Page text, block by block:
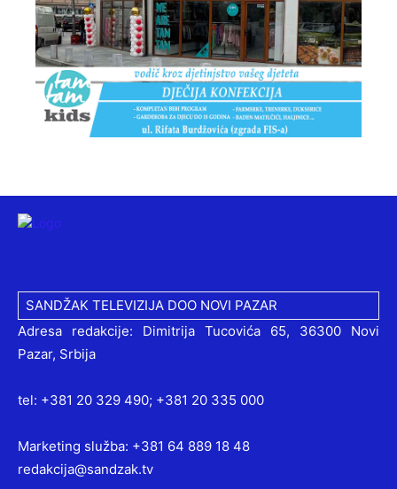
SANDŽAK TELEVIZIJA DOO NOVI PAZAR
Adresa redakcije: Dimitrija Tucovića 65, 36300 Novi
Pazar, Srbija
tel: +381 20 329 490; +381 20 335 000
Marketing služba: +381 64 889 18 48
redakcija@sandzak.tv